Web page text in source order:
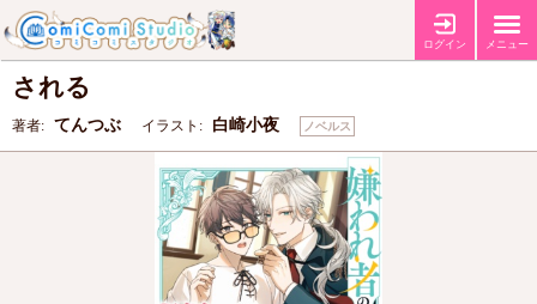
ログイン メニュー
嫌われ者の転移者は、出戻った異世界で溺愛
される
著者: てんつぶ イラスト: 白崎小夜 ノベルス